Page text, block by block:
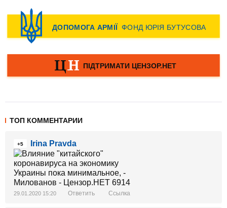
ТОП КОММЕНТАРИИ
+5 Irina Pravda
29.01.2020 15:20 Ответить Ссылка